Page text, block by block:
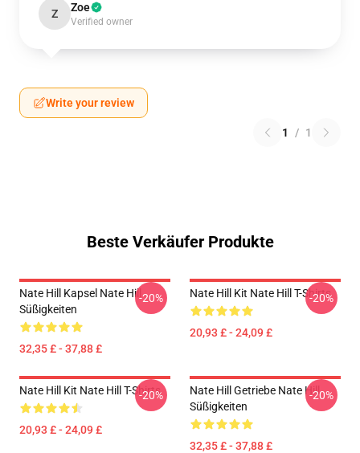
Z Zoe
Verified owner
Write your review
1 / 1
Beste Verkäufer Produkte
Nate Hill Kapsel Nate Hill
Süßigkeiten
32,35 £ - 37,88 £
-20% Nate Hill Kit Nate Hill T-Shirts
20,93 £ - 24,09 £
-20%
Nate Hill Kit Nate Hill T-Shirts
20,93 £ - 24,09 £
-20%
Nate Hill Getriebe Nate Hill
Süßigkeiten
32,35 £ - 37,88 £
-20%